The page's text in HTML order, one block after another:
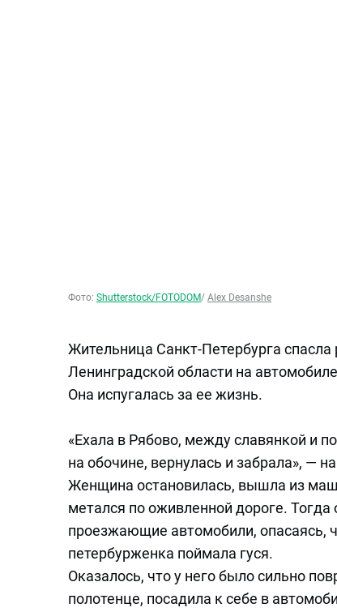
Фото: Shutterstock/FOTODOM/ Alex Desanshe
Жительница Санкт-Петербурга спасла
Ленинградской области на
Она испугалась за ее жизнь.
«Ехала в Рябово, между славянкой и
на обочине, вернулась и забрала», —
Женщина остановилась, вышла из
метался по оживленной дороге. Тогда
проезжающие автомобили, опасаясь,
петербурженка поймала гуся.
Оказалось, что у него было сильно
полотенце, посадила к себе в